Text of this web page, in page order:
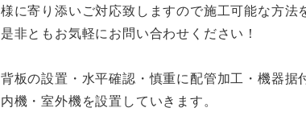
様に寄り添いご対応致しますので施工可能な方法
是非ともお気軽にお問い合わせください！
背板の設置・水平確認・慎重に配管加工・機器
内機・室外機を設置していきます。